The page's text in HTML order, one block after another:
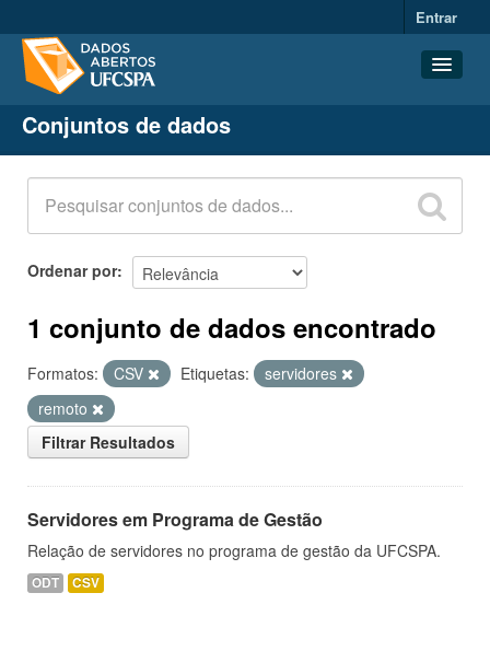
Entrar
Conjuntos de dados
Organizações
Grupos
Sobre
Conjuntos de dados
Ordenar por
1 conjunto de dados encontrado
Formatos: CSV Etiquetas:
servidores
remoto
Filtrar Resultados
Servidores em Programa de Gestão
Relação de servidores no programa de gestão da UFCSPA.
ODT CSV